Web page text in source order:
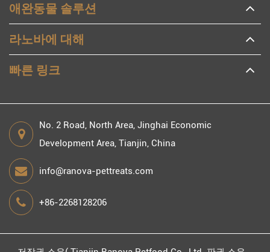
애완동물 솔루션
라노바에 대해
빠른 링크
No. 2 Road, North Area, Jinghai Economic
Development Area, Tianjin, China
info@ranova-pettreats.com
+86-2268128206